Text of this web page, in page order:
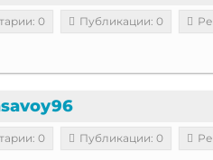
0 Публикации: 0
0 Публикации: 0